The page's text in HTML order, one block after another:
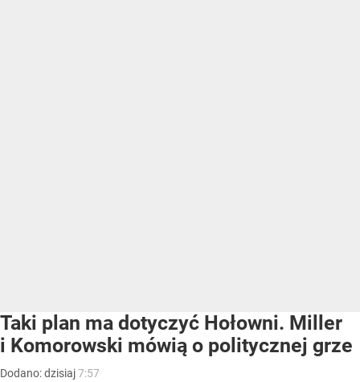
Taki plan ma dotyczyć Hołowni. Miller
i Komorowski mówią o politycznej grze
Dodano:dzisiaj7:57